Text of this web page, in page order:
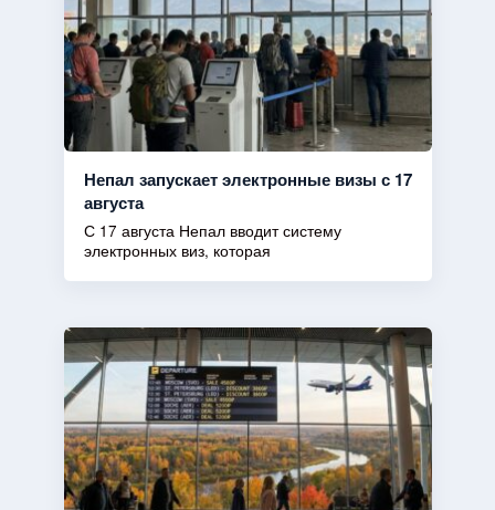
Непал запускает электронные визы с 17
августа
С 17 августа Непал вводит систему
электронных виз, которая